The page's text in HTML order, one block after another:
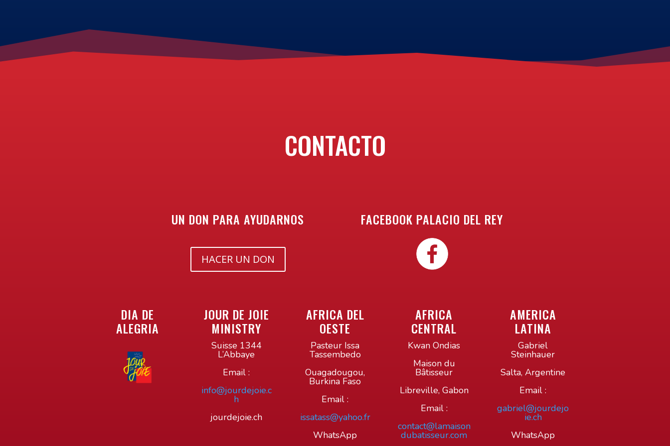
CONTACTO
UN DON PARA AYUDARNOS
HACER UN DON
FACEBOOK PALACIO DEL REY
DIA DE
ALEGRIA
JOUR DE JOIE
MINISTRY
Suisse 1344
L’Abbaye
Email :
info@jourdejoie.c
h
jourdejoie.ch
AFRICA DEL
OESTE
Pasteur Issa
Tassembedo
Ouagadougou,
Burkina Faso
Email :
issatass@yahoo.fr
WhatsApp
AFRICA
CENTRAL
Kwan Ondias
Maison du
Bâtisseur
Libreville, Gabon
Email :
contact@lamaison
dubatisseur.com
AMERICA
LATINA
Gabriel
Steinhauer
Salta, Argentine
Email :
gabriel@jourdejo
ie.ch
WhatsApp